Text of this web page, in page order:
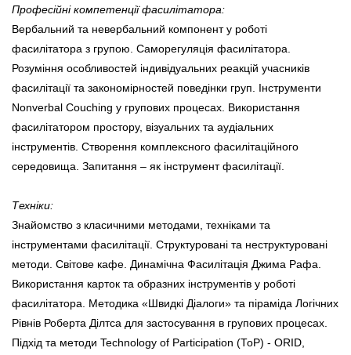
Професійні компетенції фасилітатора:
Вербальний та невербальний компонент у роботі
фасилітатора з групою. Саморегуляція фасилітатора.
Розуміння особливостей індивідуальних реакцій учасників
фасилітації та закономірностей поведінки груп. Інструменти
Nonverbal Couching у групових процесах. Використання
фасилітатором простору, візуальних та аудіальних
інструментів. Створення комплексного фасилітаційного
середовища. Запитання – як інструмент фасилітації.
Техніки:
Знайомство з класичними методами, техніками та
інструментами фасилітації. Структуровані та неструктуровані
методи. Світове кафе. Динамічна Фасилітація Джима Рафа.
Використання карток та образних інструментів у роботі
фасилітатора. Методика «Швидкі Діалоги» та піраміда Логічних
Рівнів Роберта Ділтса для застосування в групових процесах.
Підхід та методи Technology of Participation (ТоР) - ОRID,